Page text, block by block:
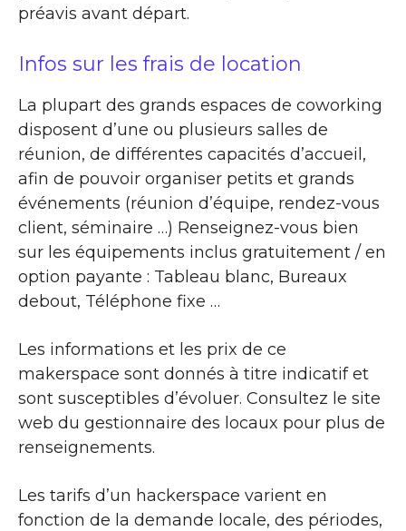
préavis avant départ.
Infos sur les frais de location
La plupart des grands espaces de coworking
disposent d’une ou plusieurs salles de
réunion, de différentes capacités d’accueil,
afin de pouvoir organiser petits et grands
événements (réunion d’équipe, rendez-vous
client, séminaire …) Renseignez-vous bien
sur les équipements inclus gratuitement / en
option payante : Tableau blanc, Bureaux
debout, Téléphone fixe …
Les informations et les prix de ce
makerspace sont donnés à titre indicatif et
sont susceptibles d’évoluer. Consultez le site
web du gestionnaire des locaux pour plus de
renseignements.
Les tarifs d’un hackerspace varient en
fonction de la demande locale, des périodes,